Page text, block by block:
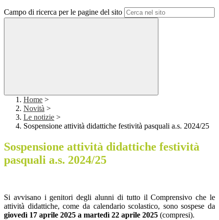
Campo di ricerca per le pagine del sito
Home >
Novità >
Le notizie >
Sospensione attività didattiche festività pasquali a.s. 2024/25
Sospensione attività didattiche festività
pasquali a.s. 2024/25
Si avvisano i genitori degli alunni di tutto il Comprensivo che le
attività didattiche, come da calendario scolastico, sono sospese da
giovedì 17 aprile 2025 a martedì 22 aprile 2025 (compresi).